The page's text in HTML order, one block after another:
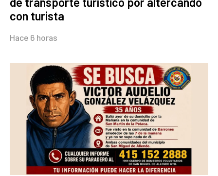
con turista
Hace 6 horas